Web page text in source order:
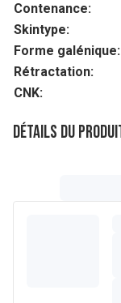
Contenance:
Skintype:
Forme galénique:
Rétractation:
CNK:
Détails du
Butter,